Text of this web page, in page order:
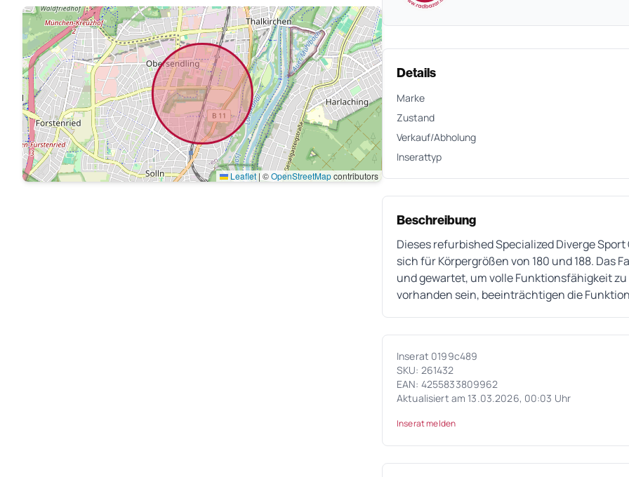
Leaflet | ©OpenStreetMapcontributors
Details
Marke
Zustand
Verkauf/Abholung
Inserattyp
Beschreibung
Dieses refurbished Specialized Diverge
sich für Körpergrößen von 180 und 188. Das
und gewartet, um volle Funktionsfähigkeit
vorhanden sein, beeinträchtigen die
Inserat 0199c489
SKU: 261432
EAN: 4255833809962
Aktualisiert am 13.03.2026, 00:03 Uhr
Inserat melden